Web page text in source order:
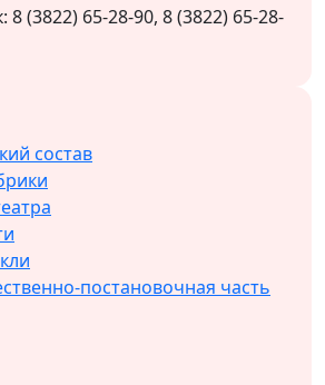
8 (3822) 65-28-90, 8 (3822) 65-28-
состав
постановочная часть